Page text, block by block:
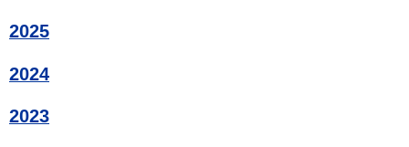
2025
2024
2023